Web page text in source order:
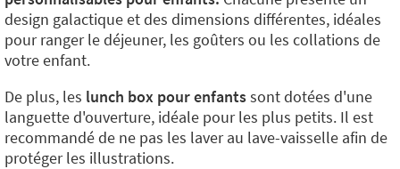
design galactique et des dimensions différentes, idéales
pour ranger le déjeuner, les goûters ou les collations de
votre enfant.
De plus, les lunch box pour enfantssont dotées d'une
languette d'ouverture, idéale pour les plus petits. Il est
recommandé de ne pas les laver au lave-vaisselle afin de
protéger les illustrations.